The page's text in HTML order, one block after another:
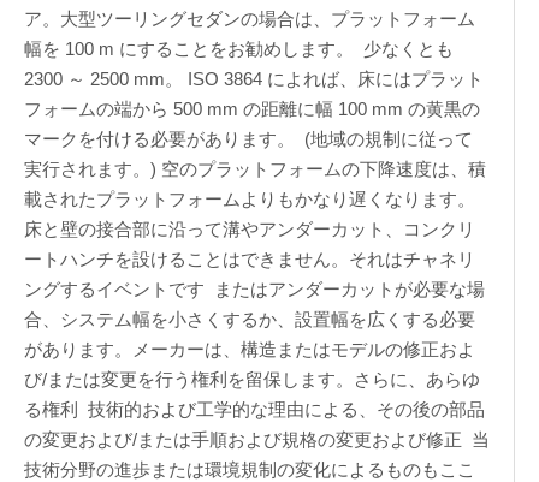
ア。大型ツーリングセダンの場合は、プラットフォーム
幅を 100 m にすることをお勧めします。 少なくとも
2300 ～ 2500 mm。 ISO 3864 によれば、床にはプラット
フォームの端から 500 mm の距離に幅 100 mm の黄黒の
マークを付ける必要があります。 (地域の規制に従って
実行されます。) 空のプラットフォームの下降速度は、積
載されたプラットフォームよりもかなり遅くなります。
床と壁の接合部に沿って溝やアンダーカット、コンクリ
ートハンチを設けることはできません。それはチャネリ
ングするイベントです またはアンダーカットが必要な場
合、システム幅を小さくするか、設置幅を広くする必要
があります。メーカーは、構造またはモデルの修正およ
び/または変更を行う権利を留保します。さらに、あらゆ
る権利 技術的および工学的な理由による、その後の部品
の変更および/または手順および規格の変更および修正 当
技術分野の進歩または環境規制の変化によるものもここ